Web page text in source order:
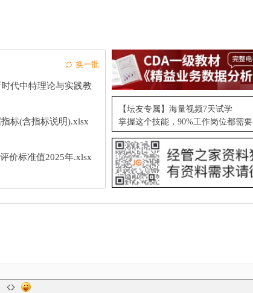
换一批
代中特理论与实践教
标(含指标说明).xlsx
价标准值2025年.xlsx
【坛友专属】海量视频7天试学
掌握这个技能，90%工作岗位都需要